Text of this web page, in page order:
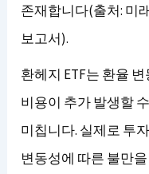
존재합니다(출처: 미
보고서).
환헤지 ETF는 환율
비용이 추가 발생할
미칩니다. 실제로 투
변동성에 따른 불만